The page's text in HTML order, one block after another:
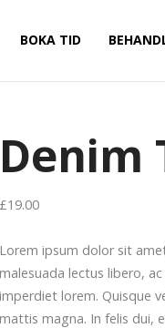
BOKA TID
Denim
£19.00
Lorem ipsum dolor sit
malesuada lectus libero,
imperdiet lorem. Quisque
mattis magna. In felis dui,